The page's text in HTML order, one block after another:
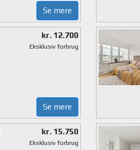
Se mere
kr. 12.700
Eksklusiv forbrug
Se mere
kr. 15.750
Eksklusiv forbrug